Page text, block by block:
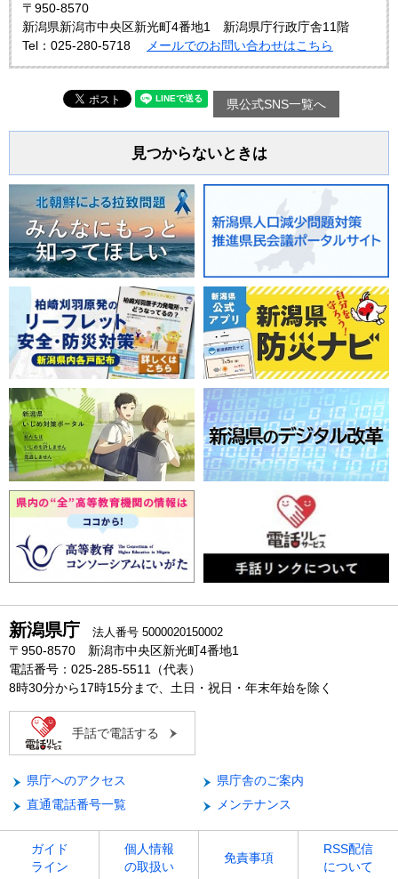
〒950-8570
新潟県新潟市中央区新光町4番地1 新潟県庁行政庁舎11階
Tel：025-280-5718
メールでのお問い合わせはこちら
県公式SNS一覧へ
見つからないときは
新潟県庁 法人番号 5000020150002
〒950-8570 新潟市中央区新光町4番地1
電話番号：025-285-5511（代表）
8時30分から17時15分まで、土日・祝日・年末年始を除く
手話で電話する
県庁へのアクセス
県庁舎のご案内
直通電話番号一覧
メンテナンス
ガイド
ライン
個人情報
の取扱い
免責事項
RSS配信
について